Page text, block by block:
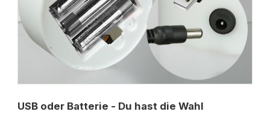
USB oder Batterie - Du hast die Wahl